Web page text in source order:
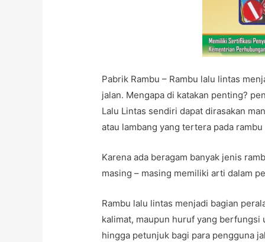
Pabrik Rambu – Rambu lalu lintas
jalan. Mengapa di katakan penting?
Lalu Lintas sendiri dapat dirasakan
atau lambang yang tertera pada
Karena ada beragam banyak jenis
masing – masing memiliki arti dalam
Rambu lalu lintas menjadi bagian
kalimat, maupun huruf yang
hingga petunjuk bagi para pengguna